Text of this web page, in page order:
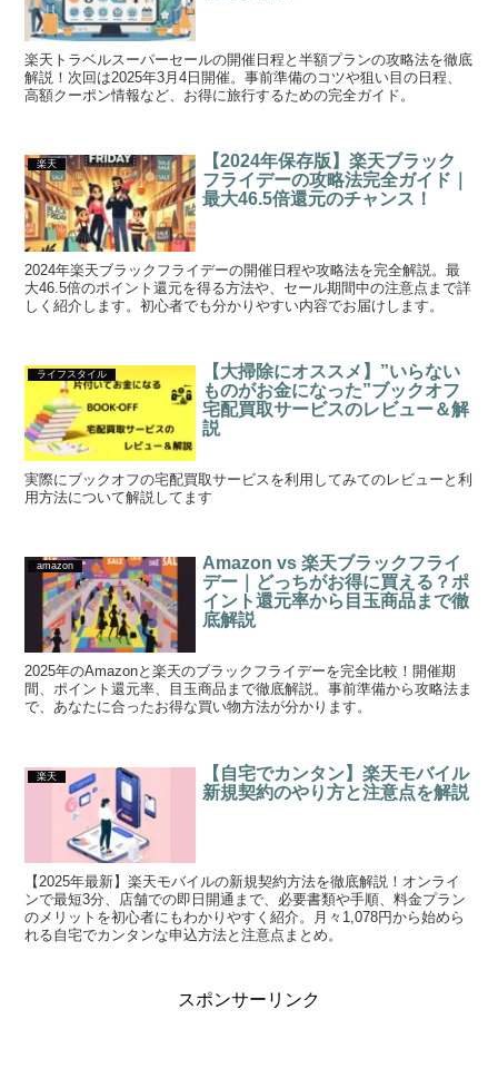
楽天トラベルスーパーセールの開催日程と半額プランの攻略法を徹底
解説！次回は2025年3月4日開催。事前準備のコツや狙い目の日程、
高額クーポン情報など、お得に旅行するための完全ガイド。
楽天
【2024年保存版】楽天ブラック
フライデーの攻略法完全ガイド｜
最大46.5倍還元のチャンス！
2024年楽天ブラックフライデーの開催日程や攻略法を完全解説。最
大46.5倍のポイント還元を得る方法や、セール期間中の注意点まで詳
しく紹介します。初心者でも分かりやすい内容でお届けします。
ライフスタイル
【大掃除にオススメ】”いらない
ものがお金になった”ブックオフ
宅配買取サービスのレビュー＆解
説
実際にブックオフの宅配買取サービスを利用してみてのレビューと利
用方法について解説してます
amazon
Amazon vs 楽天ブラックフライ
デー｜どっちがお得に買える？ポ
イント還元率から目玉商品まで徹
底解説
2025年のAmazonと楽天のブラックフライデーを完全比較！開催期
間、ポイント還元率、目玉商品まで徹底解説。事前準備から攻略法ま
で、あなたに合ったお得な買い物方法が分かります。
楽天
【自宅でカンタン】楽天モバイル
新規契約のやり方と注意点を解説
【2025年最新】楽天モバイルの新規契約方法を徹底解説！オンライ
ンで最短3分、店舗での即日開通まで、必要書類や手順、料金プラン
のメリットを初心者にもわかりやすく紹介。月々1,078円から始めら
れる自宅でカンタンな申込方法と注意点まとめ。
スポンサーリンク